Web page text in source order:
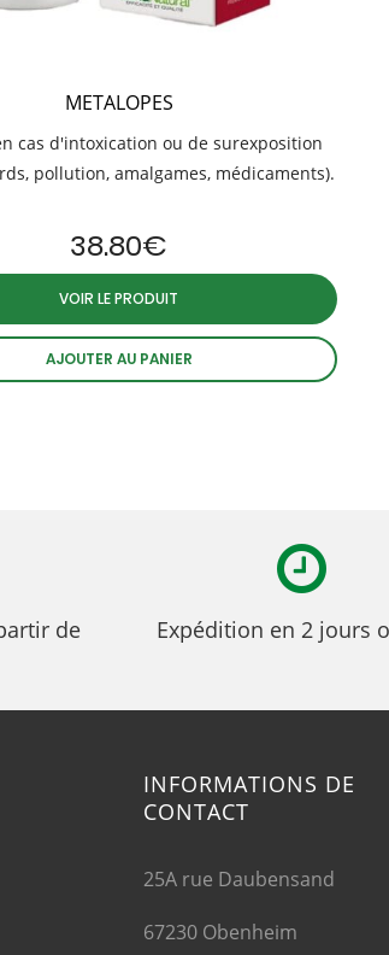
METALOPES
cas d'intoxication ou de surexposition
pollution, amalgames, médicaments).
38.80€
VOIR LE PRODUIT
AJOUTER AU PANIER
de
Expédition en 2 jours
INFORMATIONS DE
CONTACT
25A rue Daubensand
67230 Obenheim